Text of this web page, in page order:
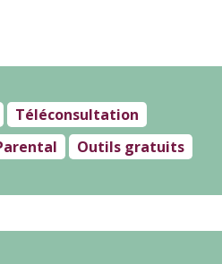
Téléconsultation
Outils gratuits